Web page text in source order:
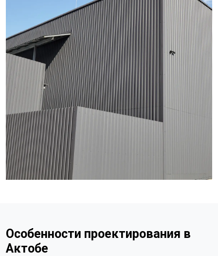
Особенности проектирования в
Актобе